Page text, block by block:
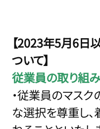
【2023年5月6
ついて】
従業員の取り組み
・従業員のマス
な選択を尊重し